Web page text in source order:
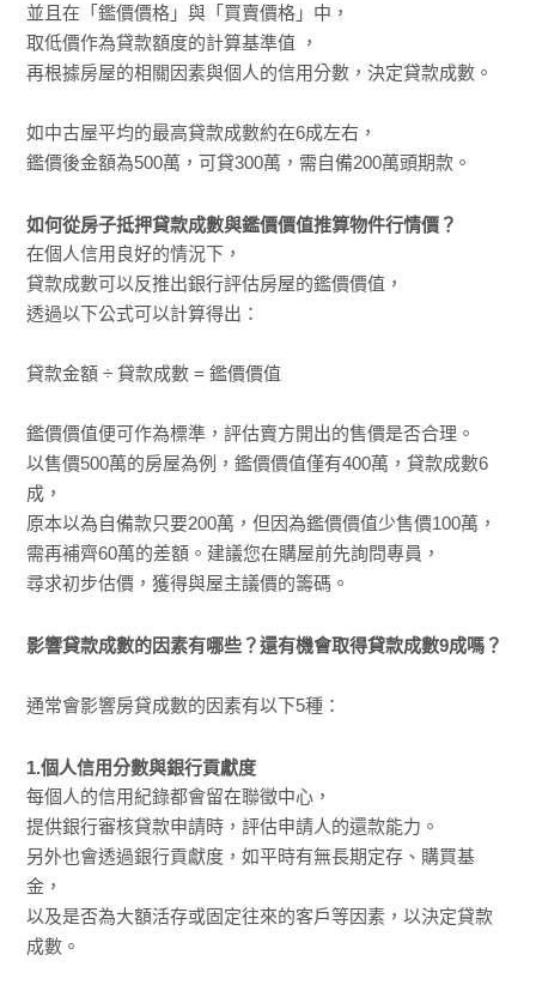
並且在「鑑價價格」與「買賣價格」中，
取低價作為貸款額度的計算基準值 ，
再根據房屋的相關因素與個人的信用分數，決定貸款成數。
如中古屋平均的最高貸款成數約在6成左右，
鑑價後金額為500萬，可貸300萬，需自備200萬頭期款。
如何從房子抵押貸款成數與鑑價價值推算物件行情價？
在個人信用良好的情況下，
貸款成數可以反推出銀行評估房屋的鑑價價值，
透過以下公式可以計算得出：
貸款金額 ÷ 貸款成數 = 鑑價價值
鑑價價值便可作為標準，評估賣方開出的售價是否合理。
以售價500萬的房屋為例，鑑價價值僅有400萬，貸款成數6
成，
原本以為自備款只要200萬，但因為鑑價價值少售價100萬，
需再補齊60萬的差額。建議您在購屋前先詢問專員，
尋求初步估價，獲得與屋主議價的籌碼。
影響貸款成數的因素有哪些？還有機會取得貸款成數9成嗎？
通常會影響房貸成數的因素有以下5種：
1.個人信用分數與銀行貢獻度
每個人的信用紀錄都會留在聯徵中心，
提供銀行審核貸款申請時，評估申請人的還款能力。
另外也會透過銀行貢獻度，如平時有無長期定存、購買基
金，
以及是否為大額活存或固定往來的客戶等因素，以決定貸款
成數。